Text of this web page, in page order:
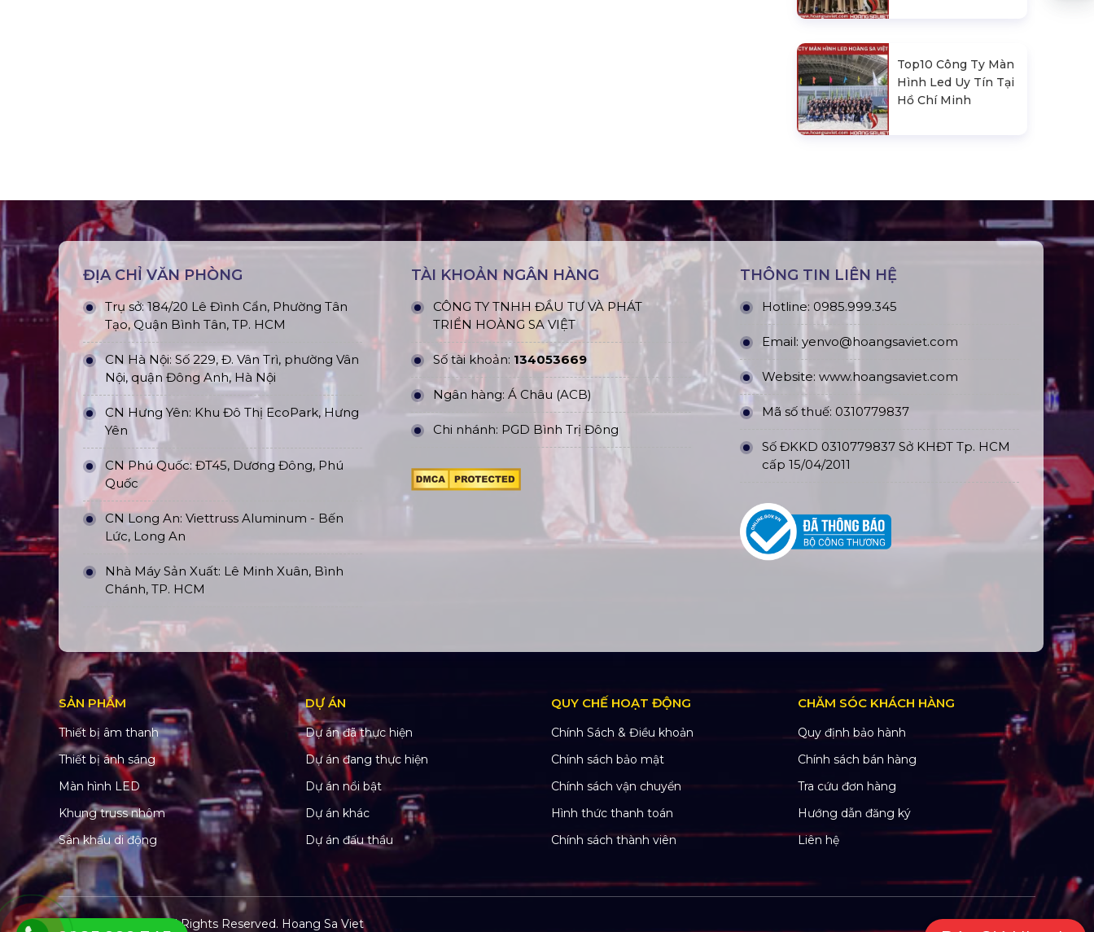
Top10 Công Ty Màn
Hình Led Uy Tín Tại
Hồ Chí Minh
ĐỊA CHỈ VĂN PHÒNG
Trụ sở: 184/20 Lê Đình Cẩn, Phường Tân
Tạo, Quận Bình Tân, TP. HCM
CN Hà Nội: Số 229, Đ. Vân Trì, phường Vân
Nội, quận Đông Anh, Hà Nội
CN Hưng Yên: Khu Đô Thị EcoPark, Hưng
Yên
CN Phú Quốc: ĐT45, Dương Đông, Phú
Quốc
CN Long An: Viettruss Aluminum - Bến
Lức, Long An
Nhà Máy Sản Xuất: Lê Minh Xuân, Bình
Chánh, TP. HCM
TÀI KHOẢN NGÂN HÀNG
CÔNG TY TNHH ĐẦU TƯ VÀ PHÁT
TRIỂN HOÀNG SA VIỆT
Số tài khoản: 134053669
Ngân hàng: Á Châu (ACB)
Chi nhánh: PGD Bình Trị Đông
THÔNG TIN LIÊN HỆ
Hotline: 0985.999.345
Email: yenvo@hoangsaviet.com
Website: www.hoangsaviet.com
Mã số thuế: 0310779837
Số ĐKKD 0310779837 Sở KHĐT Tp. HCM
cấp 15/04/2011
SẢN PHẨM
Thiết bị âm thanh
Thiết bị ánh sáng
Màn hình LED
Khung truss nhôm
Sân khấu di động
DỰ ÁN
Dự án đã thực hiện
Dự án đang thực hiện
Dự án nổi bật
Dự án khác
Dự án đấu thầu
QUY CHẾ HOẠT ĐỘNG
Chính Sách & Điều khoản
Chính sách bảo mật
Chính sách vận chuyển
Hình thức thanh toán
Chính sách thành viên
CHĂM SÓC KHÁCH HÀNG
Quy định bảo hành
Chính sách bán hàng
Tra cứu đơn hàng
Hướng dẫn đăng ký
Liên hệ
© Copyright 2022. All Rights Reserved. Hoang Sa Viet